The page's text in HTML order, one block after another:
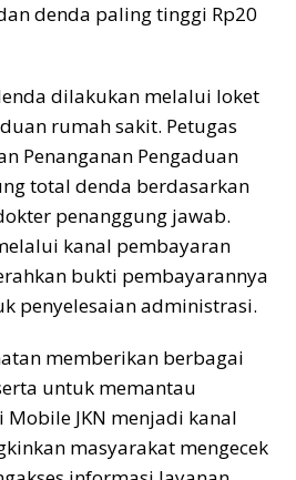
denda paling tinggi Rp20
dilakukan melalui loket
rumah sakit. Petugas
Penanganan Pengaduan
total denda berdasarkan
penanggung jawab.
kanal pembayaran
bukti pembayarannya
penyelesaian administrasi.
memberikan berbagai
untuk memantau
Mobile JKN menjadi kanal
masyarakat mengecek